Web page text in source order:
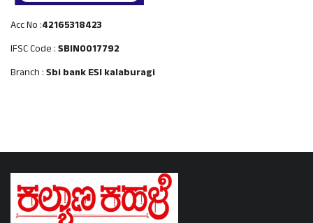
Acc No :42165318423
IFSC Code :SBIN0017792
Branch :Sbi bank ESI kalaburagi